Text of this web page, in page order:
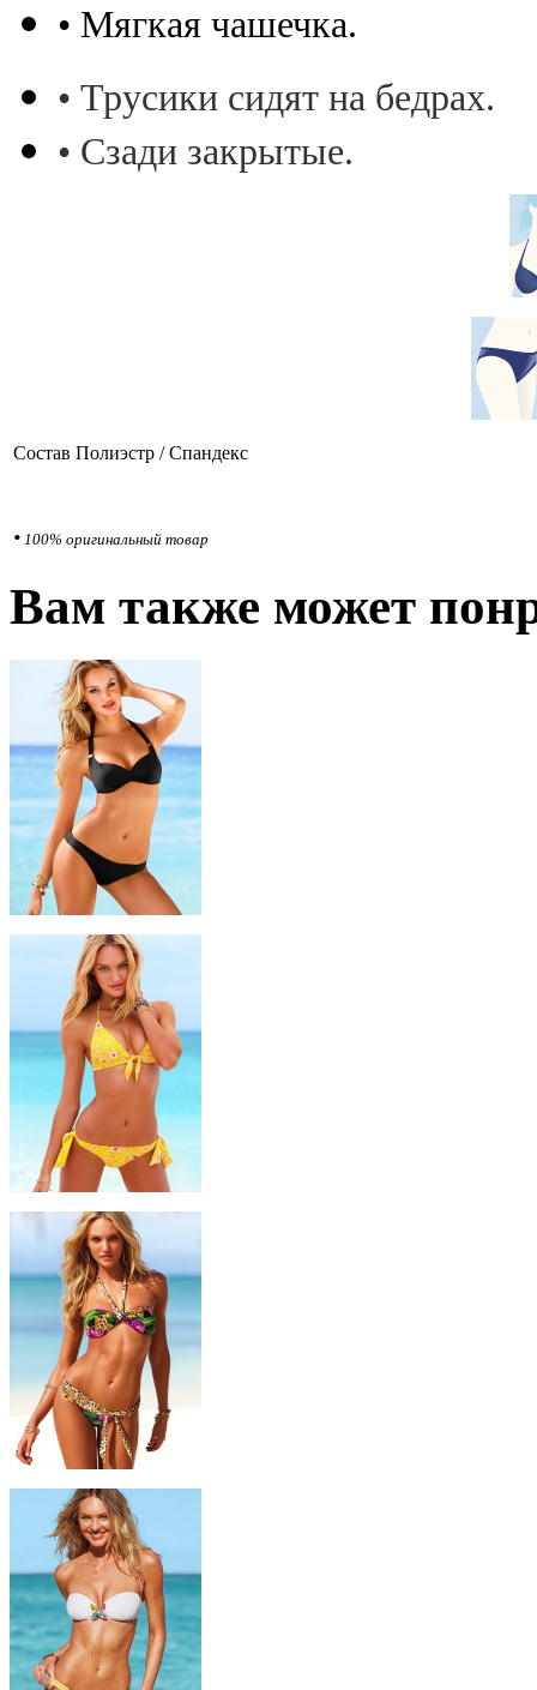
• Мягкая чашечка.
• Трусики сидят на бедрах.
• Сзади закрытые.
Состав Полиэстр / Спандекс
• 100% оригинальный товар
Вам также может